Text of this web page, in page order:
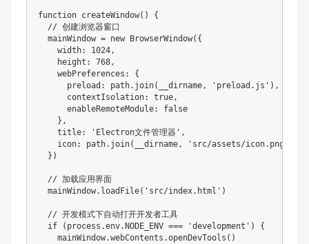
function createWindow() {
  // 创建浏览器窗口
  mainWindow = new BrowserWindow({
    width: 1024,
    height: 768,
    webPreferences: {
      preload: path.join(__dirname, 'preload.js'),
      contextIsolation: true,
      enableRemoteModule: false
    },
    title: 'Electron文件管理器',
    icon: path.join(__dirname, 'src/assets/icon.png')
  })
  // 加载应用界面
  mainWindow.loadFile('src/index.html')
  // 开发模式下自动打开开发者工具
  if (process.env.NODE_ENV === 'development') {
    mainWindow.webContents.openDevTools()